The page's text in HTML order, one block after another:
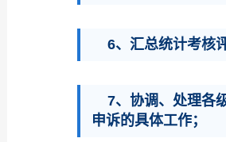
6、汇总统计考核评
7、协调、处理各
申诉的具体工作；